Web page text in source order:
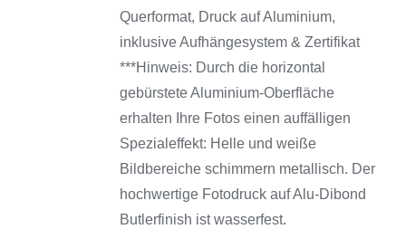
PRODUKTSEITE
GEWÄHLT
Querformat, Druck auf Aluminium,
inklusive Aufhängesystem & Zertifikat
***Hinweis: Durch die horizontal
gebürstete Aluminium-Oberfläche
erhalten Ihre Fotos einen auffälligen
Spezialeffekt: Helle und weiße
Bildbereiche schimmern metallisch. Der
hochwertige Fotodruck auf Alu-Dibond
Butlerfinish ist wasserfest.